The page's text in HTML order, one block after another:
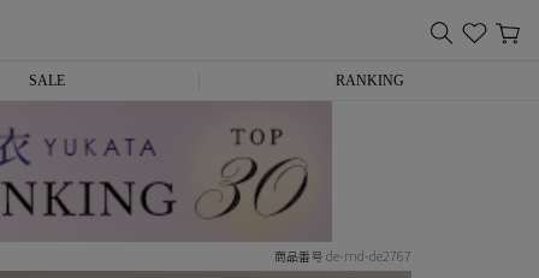
SALE RANKING
商品番号 de-md-de2767